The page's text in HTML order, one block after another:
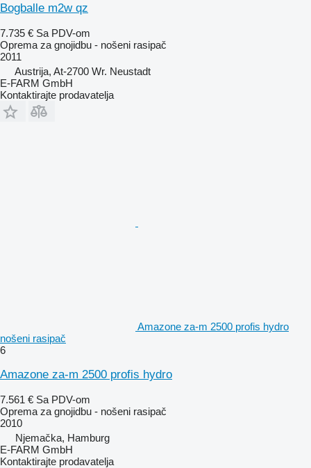
Bogballe m2w qz
7.735 € Sa PDV-om
Oprema za gnojidbu - nošeni rasipač
2011
Austrija, At-2700 Wr. Neustadt
E-FARM GmbH
Kontaktirajte prodavatelja
Amazone za-m 2500 profis hydro
nošeni rasipač
6
Amazone za-m 2500 profis hydro
7.561 € Sa PDV-om
Oprema za gnojidbu - nošeni rasipač
2010
Njemačka, Hamburg
E-FARM GmbH
Kontaktirajte prodavatelja